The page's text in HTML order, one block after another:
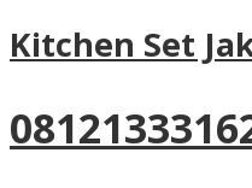
Kitchen Set